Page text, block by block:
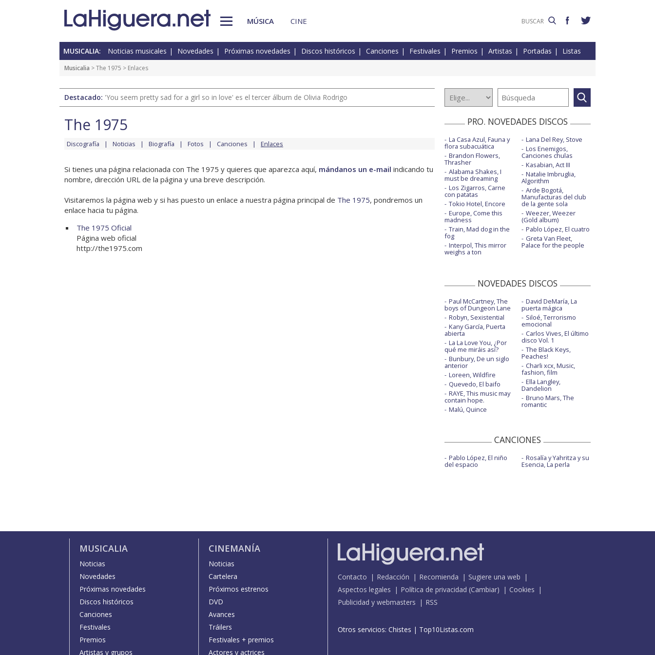
MÚSICA CINE
MUSICALIA: Noticias musicales Novedades Próximas novedades Discos históricos Canciones Festivales Premios Artistas Portadas Listas
Musicalia >The 1975 > Enlaces
Destacado: 'You seem pretty sad for a girl so in love' es el tercer álbum de Olivia Rodrigo
The 1975
Discografía Noticias Biografía Fotos Canciones Enlaces
Si tienes una página relacionada con The 1975 y quieres que aparezca aquí, mándanos un e-mail indicando tu
nombre, dirección URL de la página y una breve descripción.
Visitaremos la página web y si has puesto un enlace a nuestra página principal de The 1975, pondremos un
enlace hacia tu página.
The 1975 Oficial
Página web oficial
http://the1975.com
PRO. NOVEDADES DISCOS
La Casa Azul, Fauna y
flora subacuática
Brandon Flowers,
Thrasher
Alabama Shakes, I
must be dreaming
Los Zigarros, Carne
con patatas
Tokio Hotel, Encore
Europe, Come this
madness
Train, Mad dog in the
fog
Interpol, This mirror
weighs a ton
Lana Del Rey, Stove
Los Enemigos,
Canciones chulas
Kasabian, Act III
Natalie Imbruglia,
Algorithm
Arde Bogotá,
Manufacturas del club
de la gente sola
Weezer, Weezer
(Gold album)
Pablo López, El cuatro
Greta Van Fleet,
Palace for the people
NOVEDADES DISCOS
Paul McCartney, The
boys of Dungeon Lane
Robyn, Sexistential
Kany García, Puerta
abierta
La La Love You, ¿Por
qué me miráis así?
Bunbury, De un siglo
anterior
Loreen, Wildfire
Quevedo, El baifo
RAYE, This music may
contain hope.
Malú, Quince
David DeMaría, La
puerta mágica
Siloé, Terrorismo
emocional
Carlos Vives, El último
disco Vol. 1
The Black Keys,
Peaches!
Charli xcx, Music,
fashion, film
Ella Langley,
Dandelion
Bruno Mars, The
romantic
CANCIONES
Pablo López, El niño
del espacio
Rosalía y Yahritza y su
Esencia, La perla
MUSICALIA
Noticias
Novedades
Próximas novedades
Discos históricos
Canciones
Festivales
Premios
Artistas y grupos
CINEMANÍA
Noticias
Cartelera
Próximos estrenos
DVD
Avances
Tráilers
Festivales + premios
Actores y actrices
Contacto Redacción Recomienda
Sugiere una web
Aspectos legales
Política de privacidad (Cambiar)
Cookies
Publicidad y webmasters
RSS
Otros servicios: Chistes | Top10Listas.com